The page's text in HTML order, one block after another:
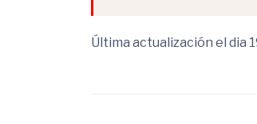
Última actualización el dia